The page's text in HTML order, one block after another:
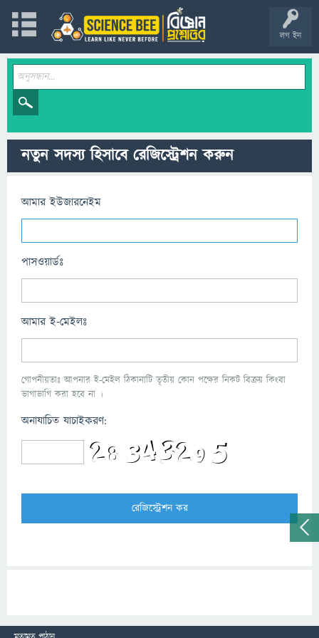
লগ ইন
নতুন সদস্য হিসাবে রেজিস্ট্রেশন করুন
আমার ইউজারনেইম
পাসওয়ার্ডঃ
আমার ই-মেইলঃ
গোপনীয়তাঃ আপনার ই-মেইল ঠিকানাটি তৃতীয় কোন পক্ষের নিকট বিক্রয় কিংবা
ভাগাভাগি করা হবে না ।
অনাযাচিত যাচাইকরণ: